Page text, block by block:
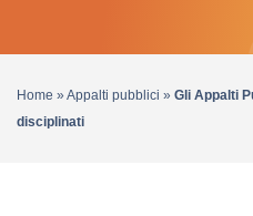
Home » Appalti pubblici » Gli Appalti
disciplinati